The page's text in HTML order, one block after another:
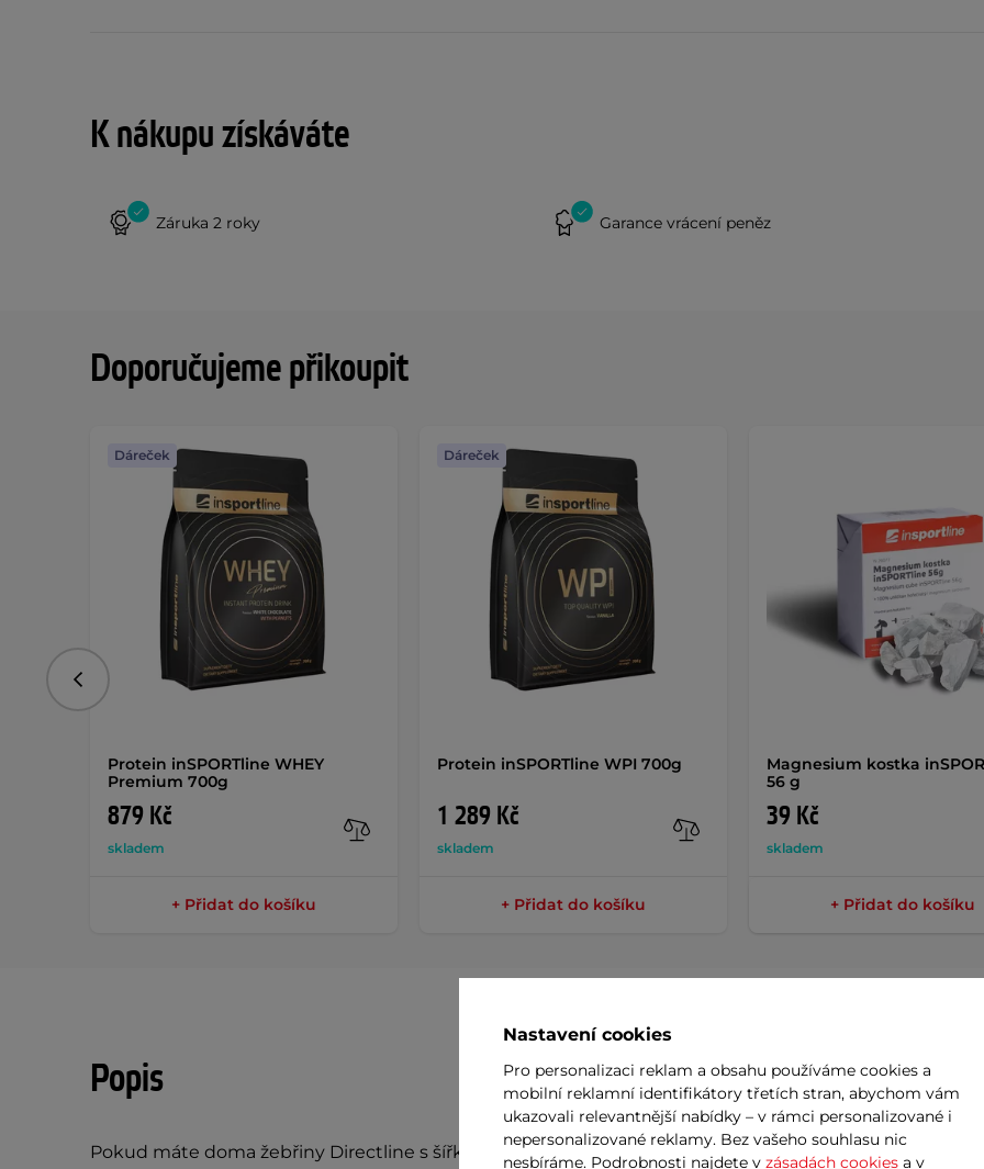
K nákupu získáváte
Záruka 2 roky Garance vrácení peněz
Doporučujeme přikoupit
Protein inSPORTline WHEY
Premium 700g
879 Kč
skladem
Dáreček
+ Přidat do košíku
Protein inSPORTline WPI 700g
1 289 Kč
skladem
Dáreček
+ Přidat do košíku
Magnesium kostka
56 g
39 Kč
skladem
+ Přidat do košíku
Předchozí
Popis
Pokud máte doma žebřiny Directline s šířkou 65 cm,hrazda inSPORTline Directline
Maximální
Nastavení cookies
Pro personalizaci reklam a obsahu používáme cookies a
mobilní reklamní identifikátory třetích stran, abychom vám
ukazovali relevantnější nabídky – v rámci personalizované i
nepersonalizované reklamy. Bez vašeho souhlasu nic
nesbíráme. Podrobnosti najdete v zásadách cookies a v